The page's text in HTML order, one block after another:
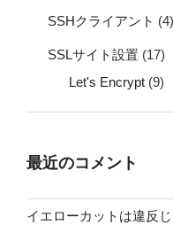
SSHクライアント (4)
SSLサイト設置 (17)
Let's Encrypt (9)
最近のコメント
イエローカットは違反